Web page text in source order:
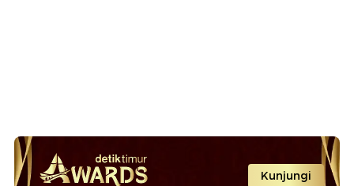
Kunjungi